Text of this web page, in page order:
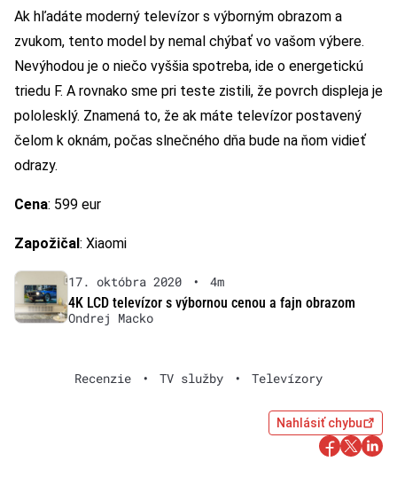
Ak hľadáte moderný televízor s výborným obrazom a
zvukom, tento model by nemal chýbať vo vašom výbere.
Nevýhodou je o niečo vyššia spotreba, ide o energetickú
triedu F. A rovnako sme pri teste zistili, že povrch displeja je
pololesklý. Znamená to, že ak máte televízor postavený
čelom k oknám, počas slnečného dňa bude na ňom vidieť
odrazy.
Cena: 599 eur
Zapožičal: Xiaomi
17. októbra 2020 •
4m
4K LCD televízor s výbornou cenou a fajn obrazom
Ondrej Macko
Recenzie • TV služby • Televízory
Nahlásiť chybu